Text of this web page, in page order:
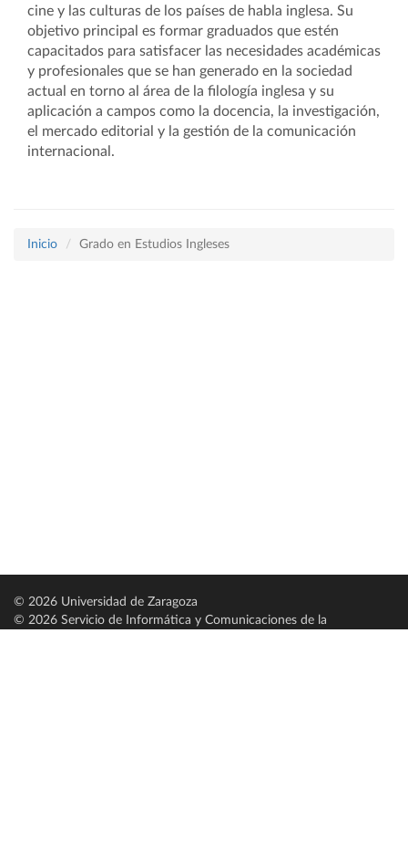
cine y las culturas de los países de habla inglesa. Su
objetivo principal es formar graduados que estén
capacitados para satisfacer las necesidades académicas
y profesionales que se han generado en la sociedad
actual en torno al área de la filología inglesa y su
aplicación a campos como la docencia, la investigación,
el mercado editorial y la gestión de la comunicación
internacional.
Inicio Grado en Estudios Ingleses
© 2026 Universidad de Zaragoza
© 2026 Servicio de Informática y Comunicaciones de la